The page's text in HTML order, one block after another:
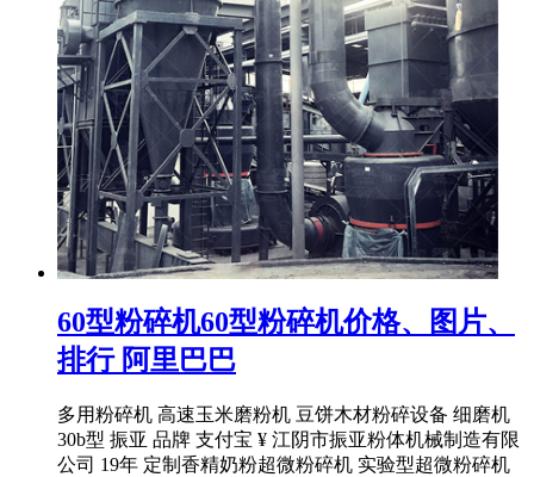
60型粉碎机60型粉碎机价格、图片、
排行 阿里巴巴
多用粉碎机 高速玉米磨粉机 豆饼木材粉碎设备 细磨机
30b型 振亚 品牌 支付宝 ¥ 江阴市振亚粉体机械制造有限
公司 19年 定制香精奶粉超微粉碎机 实验型超微粉碎机